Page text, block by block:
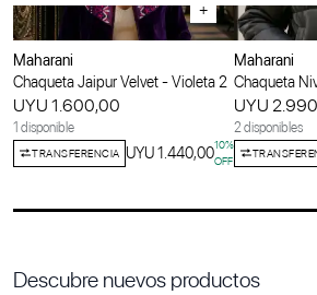
+
Maharani
Chaqueta Jaipur Velvet - Violeta 2
UYU 1.600,00
1 disponible
TRANSFERENCIA UYU 1.440,0010%
OFF
Maharani
Chaqueta
UYU
2 disponibles
Descubre nuevos productos